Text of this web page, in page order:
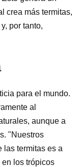
crea más termitas,
por tanto,
para el mundo.
al
aunque a
"Nuestros
las termitas es a
los trópicos